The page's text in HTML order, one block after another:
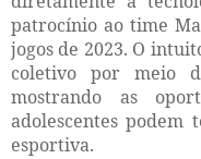
patrocínio ao time
jogos de 2023. O
coletivo por meio
mostrando as
adolescentes
esportiva.